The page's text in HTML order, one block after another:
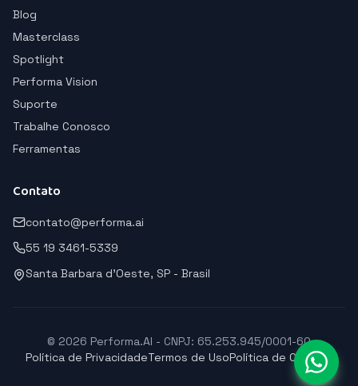
Blog
Masterclass
Spotlight
Performa Vision
Suporte
Trabalhe Conosco
Ferramentas
Contato
contato@performa.ai
55 19 3461-5339
Santa Barbara d'Oeste, SP - Brasil
© 2026 Performa.AI - CNPJ: 65.253.945/0001-60
Política de PrivacidadeTermos de UsoPolítica de Cookies